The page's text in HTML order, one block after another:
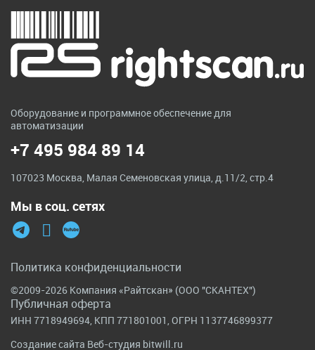
Оборудование и программное обеспечение для
автоматизации
+7 495 984 89 14
107023 Москва, Малая Семеновская улица, д.11/2, стр.4
Мы в соц. сетях
©2009-2026 Компания «Райтскан» (ООО "СКАНТЕХ")
Политика конфиденциальности
ИНН 7718949694, КПП 771801001, ОГРН 1137746899377
Публичная оферта
Создание сайта Веб-студия bitwill.ru